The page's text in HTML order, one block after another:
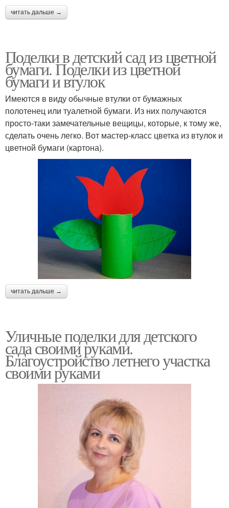
читать дальше →
Поделки в детский сад из цветной
бумаги. Поделки из цветной
бумаги и втулок
Имеются в виду обычные втулки от бумажных
полотенец или туалетной бумаги. Из них получаются
просто-таки замечательные вещицы, которые, к тому же,
сделать очень легко. Вот мастер-класс цветка из втулок и
цветной бумаги (картона).
читать дальше →
Уличные поделки для детского
сада своими руками.
Благоустройство летнего участка
своими руками